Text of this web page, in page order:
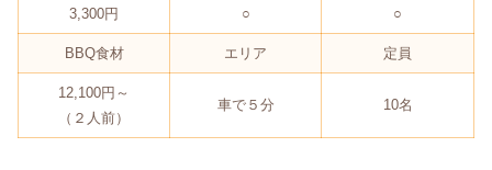
3,300円 ○ ○
BBQ食材 エリア 定員
12,100円～
（２人前）
車で５分 10名